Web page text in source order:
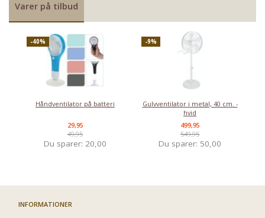
Varer på tilbud
-40%
Håndventilator på batteri
29,95
49,95
Du sparer: 20,00
-9%
Gulvventilator i metal, 40 cm. -
hvid
499,95
549,95
Du sparer: 50,00
INFORMATIONER